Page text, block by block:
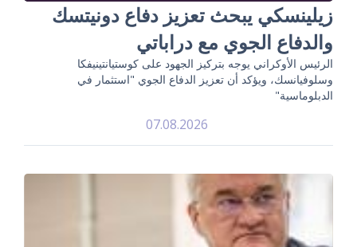
زيلينسكي يبحث تعزيز دفاع دونيتسك
والدفاع الجوي مع دراباتي
الرئيس الأوكراني يوجه بتركيز الجهود على كوستيانتينيفكا
وسلوفيانسك، ويؤكد أن تعزيز الدفاع الجوي "استثمار في
الدبلوماسية"
07.08.2026